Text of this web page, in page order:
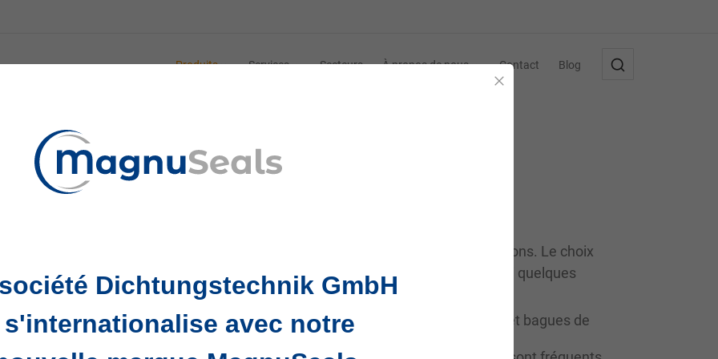
Produits Services Secteurs À propos de nous Contact Blog
: secteurs et solutions
jouent un rôle essentiel dans le bon fonctionnement et la sécurité des installations. Le choix
est crucial pour la performance et la durabilité des systèmes hydrauliques. Voici quelques
concernés.
la pression interne et évitent les fuites. Joints de piston, joints de tige et bagues de
Dichtungstechnik GmbH
s'internationalise avec notre